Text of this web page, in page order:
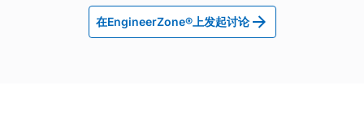
在EngineerZone®上发起讨论